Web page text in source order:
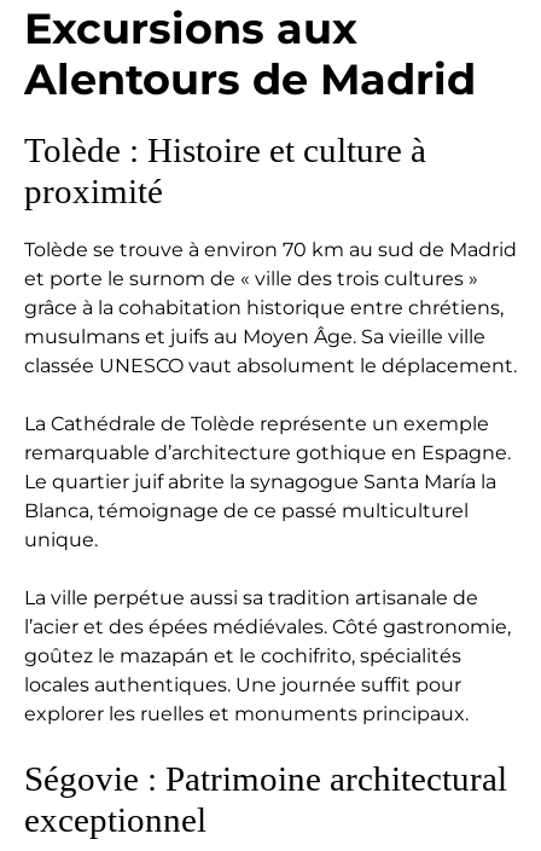
Excursions aux
Alentours de Madrid
Tolède : Histoire et culture à
proximité
Tolède se trouve à environ 70 km au sud de Madrid
et porte le surnom de « ville des trois cultures »
grâce à la cohabitation historique entre chrétiens,
musulmans et juifs au Moyen Âge. Sa vieille ville
classée UNESCO vaut absolument le déplacement.
La Cathédrale de Tolède représente un exemple
remarquable d’architecture gothique en Espagne.
Le quartier juif abrite la synagogue Santa María la
Blanca, témoignage de ce passé multiculturel
unique.
La ville perpétue aussi sa tradition artisanale de
l’acier et des épées médiévales. Côté gastronomie,
goûtez le mazapán et le cochifrito, spécialités
locales authentiques. Une journée suffit pour
explorer les ruelles et monuments principaux.
Ségovie : Patrimoine architectural
exceptionnel